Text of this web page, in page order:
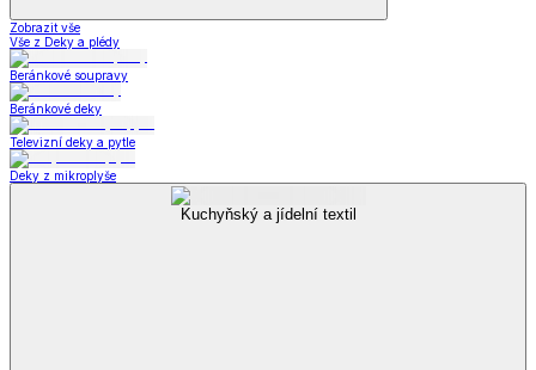
Zobrazit vše
Vše z Deky a plédy
Beránkové soupravy
Beránkové deky
Televizní deky a pytle
Deky z mikroplyše
Kuchyňský a jídelní textil